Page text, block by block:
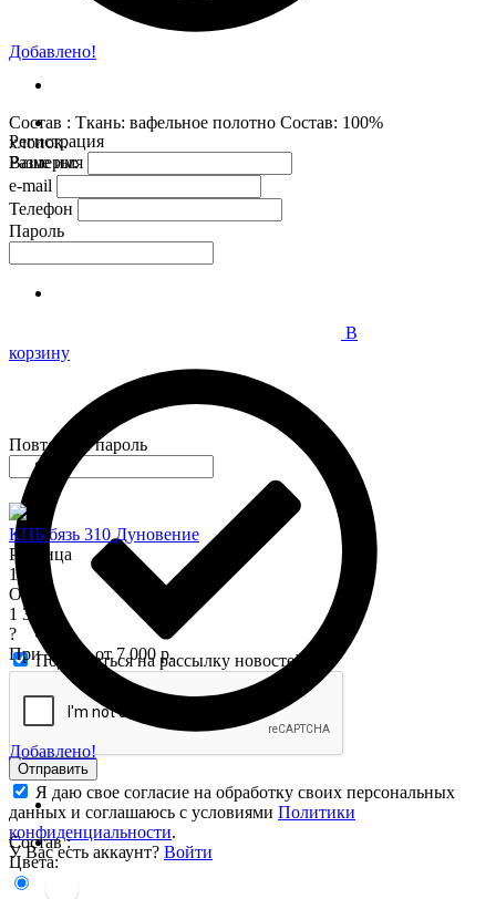
Добавлено!
Состав : Ткань: вафельное полотно Состав: 100%
хлопок.
Размеры:
В
корзину
Добавлено!
Состав :
Цвета:
КПБ бязь 310 Дуновение
Розница
1 575
Опт
1 345
?
При заказе от 7 000 р.
Регистрация
Ваше имя
e-mail
Телефон
Пароль
Повторите пароль
Подписаться на рассылку новостей
Отправить
Я даю свое согласие на обработку своих персональных
данных и соглашаюсь с условиями Политики
конфиденциальности.
У Вас есть аккаунт? Войти